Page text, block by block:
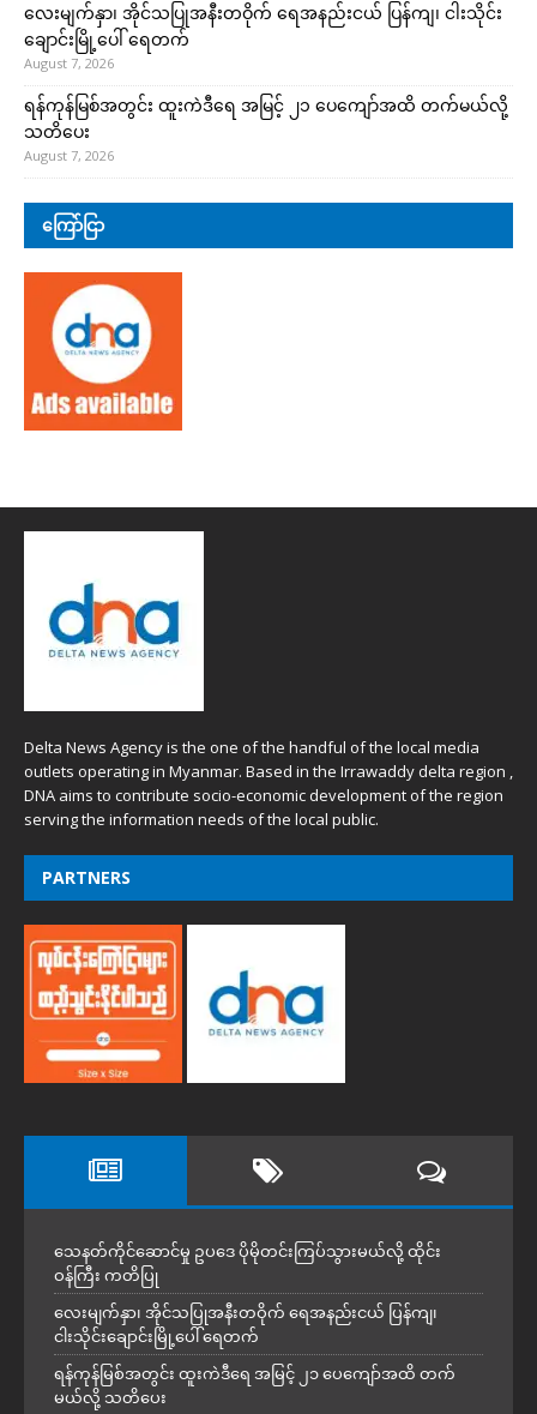
လေးမျက်နှာ၊ အိုင်သပြုအနီးတဝိုက် ရေအနည်းငယ် ပြန်ကျ၊ ငါးသိုင်း
ချောင်းမြို့ပေါ် ရေတက်
August 7, 2026
ရန်ကုန်မြစ်အတွင်း ထူးကဲဒီရေ အ​မြင့် ၂၁ ပေကျော်အထိ တက်မယ်လို့
သတိပေး
August 7, 2026
ကြော်ငြာ
Delta News Agency is the one of the handful of the local media
outlets operating in Myanmar. Based in the Irrawaddy delta region ,
DNA aims to contribute socio-economic development of the region
serving the information needs of the local public.
PARTNERS
သေနတ်ကိုင်ဆောင်မှု ဥပဒေ ပိုမိုတင်းကြပ်သွားမယ်လို့ ထိုင်း
ဝန်ကြီး ကတိပြု
လေးမျက်နှာ၊ အိုင်သပြုအနီးတဝိုက် ရေအနည်းငယ် ပြန်ကျ၊
ငါးသိုင်းချောင်းမြို့ပေါ် ရေတက်
ရန်ကုန်မြစ်အတွင်း ထူးကဲဒီရေ အ​မြင့် ၂၁ ပေကျော်အထိ တက်
မယ်လို့ သတိပေး